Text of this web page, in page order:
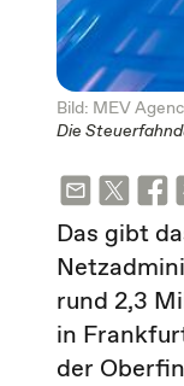
Bild: MEV
Die
Das gibt
rund 2,3
in
der